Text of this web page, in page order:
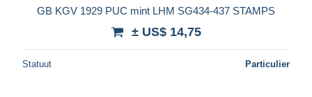
GB KGV 1929 PUC mint LHM SG434-437 STAMPS
± US$ 14,75
Statuut Particulier